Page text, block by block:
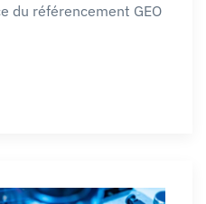
du référencement GEO